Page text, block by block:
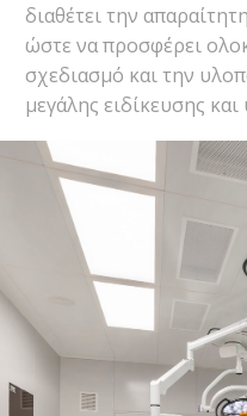
διαθέτει την
ώστε να προσφέρει
σχεδιασμό και την
μεγάλης ειδίκευσης